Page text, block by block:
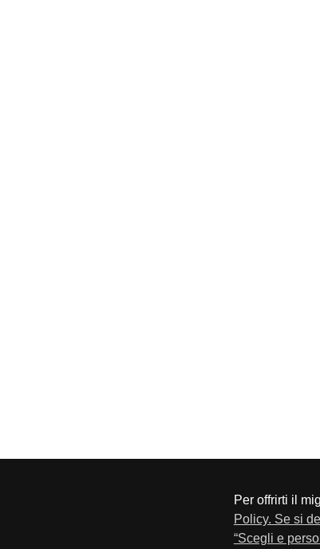
Per offrirti il
Policy. Se si
“Scegli e
Via F.Lippi, 30